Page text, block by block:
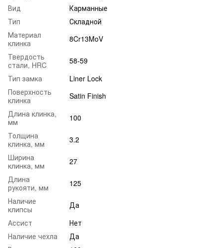
Вид
Карманные
Тип
Складной
Материал
клинка
8Cr13MoV
Твердость
стали, HRC
58-59
Тип замка
Liner Lock
Поверхность
клинка
Satin Finish
Длина клинка,
мм
100
Толщина
клинка, мм
3.2
Ширина
клинка, мм
27
Длина
рукояти, мм
125
Наличие
клипсы
Да
Ассист
Нет
Наличие чехла
Да